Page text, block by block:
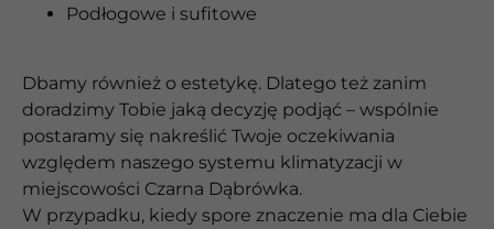
Podłogowe i sufitowe
Dbamy również o estetykę. Dlatego też zanim
doradzimy Tobie jaką decyzję podjąć – wspólnie
postaramy się nakreślić Twoje oczekiwania
względem naszego systemu klimatyzacji w
miejscowości Czarna Dąbrówka.
W przypadku, kiedy spore znaczenie ma dla Ciebie